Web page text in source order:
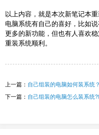
以上内容，就是本次新笔记本
电脑系统有自己的喜好，比如
更多的新功能，但也有人喜欢
重装系统顺利。
上一篇： 自己组装的电脑如何装系统
下一篇： 自己组装的电脑怎么装系统